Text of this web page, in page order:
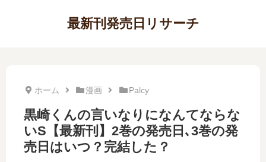
最新刊発売日リサーチ
ホーム 漫画 Palcy
黒崎くんの言いなりになんてならな
いS【最新刊】2巻の発売日､3巻の発
売日はいつ？完結した？